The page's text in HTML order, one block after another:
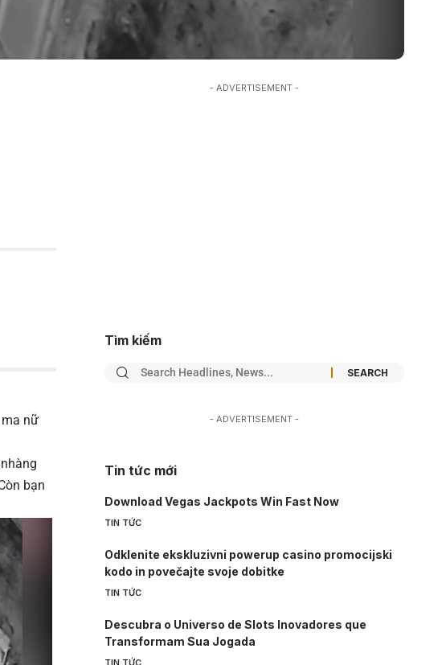
nữ
bạn
- ADVERTISEMENT -
Tìm kiếm
- ADVERTISEMENT -
Tin tức mới
Download Vegas Jackpots Win Fast Now
TIN TỨC
Odklenite ekskluzivni powerup casino promocijski
kodo in povečajte svoje dobitke
TIN TỨC
Descubra o Universo de Slots Inovadores que
Transformam Sua Jogada
TIN TỨC